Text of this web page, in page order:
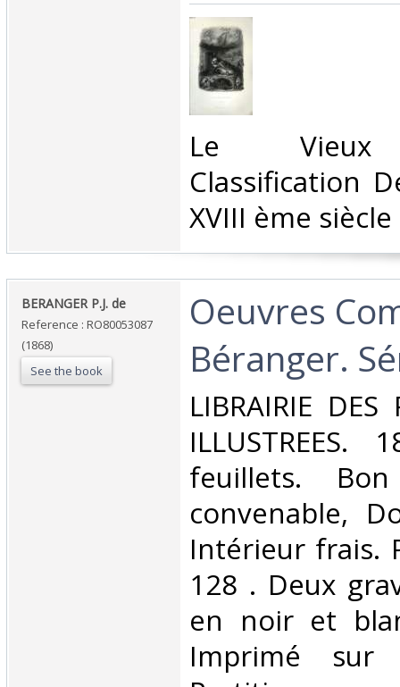
‎Le Vieux
Classification
XVIII ème siècle‎
‎BERANGER P.J. de‎
Reference : RO80053087
(1868)
See the book
‎Oeuvres
Béranger.
‎LIBRAIRIE DES
feuillets.
convenable,
Intérieur frais.
128 . Deux
en noir et
Imprimé sur